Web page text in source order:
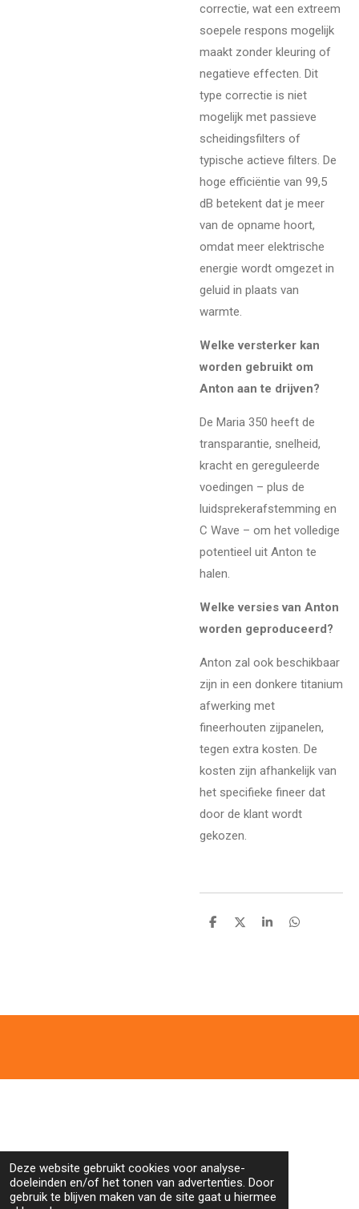
Deze website gebruikt cookies voor analyse-
doeleinden en/of het tonen van advertenties. Door
gebruik te blijven maken van de site gaat u hiermee
correctie, wat een extreem
soepele respons mogelijk
maakt zonder kleuring of
negatieve effecten. Dit
type correctie is niet
mogelijk met passieve
scheidingsfilters of
typische actieve filters. De
hoge efficiëntie van 99,5
dB betekent dat je meer
van de opname hoort,
omdat meer elektrische
energie wordt omgezet in
geluid in plaats van
warmte.
Welke versterker kan
worden gebruikt om
Anton aan te drijven?
De Maria 350 heeft de
transparantie, snelheid,
kracht en gereguleerde
voedingen – plus de
luidsprekerafstemming en
C Wave – om het volledige
potentieel uit Anton te
halen.
Welke versies van Anton
worden geproduceerd?
Anton zal ook beschikbaar
zijn in een donkere titanium
afwerking met
fineerhouten zijpanelen,
tegen extra kosten. De
kosten zijn afhankelijk van
het specifieke fineer dat
door de klant wordt
gekozen.
D
D
S
D